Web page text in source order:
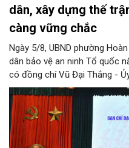
dân, xây dựng thế
càng vững chắc
Ngày 5/8, UBND phường
dân bảo vệ an ninh Tổ quốc
có đồng chí Vũ Đại Thắng -
thư Thành ủy, Chủ tịch
Ủy viên Ban Thường vụ Đảng
phố Hà Nội, cùng dự có các
ban, ngành thuộc Thành phố
an Thành phố Hà Nội.